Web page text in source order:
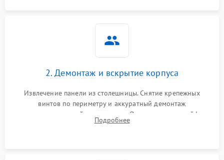
2. Демонтаж и вскрытие корпуса
Извлечение панели из столешницы. Снятие крепежных
винтов по периметру и аккуратный демонтаж
стеклокерамической поверхности. Отсоединение шлейфов
сенсорного блока для доступа к силовым платам, катушкам
Подробнее